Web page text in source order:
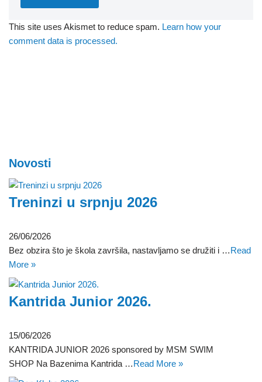
This site uses Akismet to reduce spam. Learn how your
comment data is processed.
Novosti
Treninzi u srpnju 2026
26/06/2026
Bez obzira što je škola završila, nastavljamo se družiti i …Read
More »
Kantrida Junior 2026.
15/06/2026
KANTRIDA JUNIOR 2026 sponsored by MSM SWIM
SHOP Na Bazenima Kantrida …Read More »